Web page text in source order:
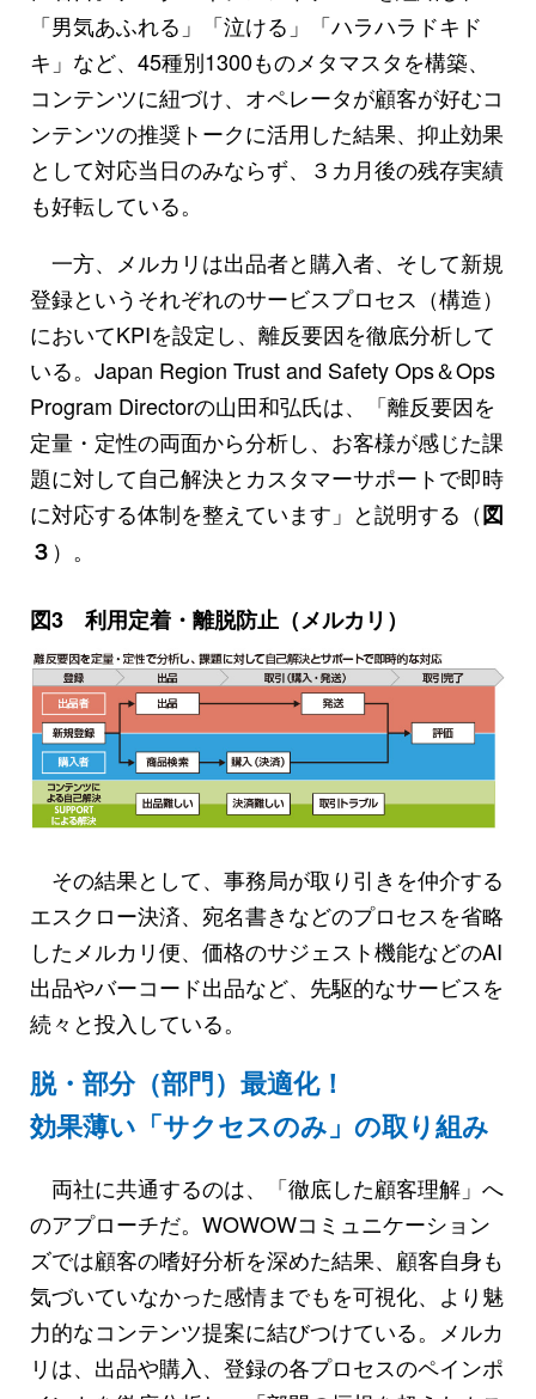
「男気あふれる」「泣ける」「ハラハラドキド
キ」など、45種別1300ものメタマスタを構築、
コンテンツに紐づけ、オペレータが顧客が好むコ
ンテンツの推奨トークに活用した結果、抑止効果
として対応当日のみならず、３カ月後の残存実績
も好転している。
一方、メルカリは出品者と購入者、そして新規
登録というそれぞれのサービスプロセス（構造）
においてKPIを設定し、離反要因を徹底分析して
いる。Japan Region Trust and Safety Ops＆Ops
Program Directorの山田和弘氏は、「離反要因を
定量・定性の両面から分析し、お客様が感じた課
題に対して自己解決とカスタマーサポートで即時
に対応する体制を整えています」と説明する（図
３ ）。
図3 利用定着・離脱防止（メルカリ）
その結果として、事務局が取り引きを仲介する
エスクロー決済、宛名書きなどのプロセスを省略
したメルカリ便、価格のサジェスト機能などのAI
出品やバーコード出品など、先駆的なサービスを
続々と投入している。
脱・部分（部門）最適化！
効果薄い「サクセスのみ」の取り組み
両社に共通するのは、「徹底した顧客理解」へ
のアプローチだ。WOWOWコミュニケーション
ズでは顧客の嗜好分析を深めた結果、顧客自身も
気づいていなかった感情までもを可視化、より魅
力的なコンテンツ提案に結びつけている。メルカ
リは、出品や購入、登録の各プロセスのペインポ